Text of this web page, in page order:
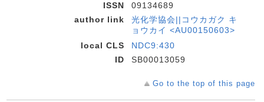
ISSN
09134689
author link
光化学協会||コウカガク キ
ョウカイ <AU00150603>
local CLS
NDC9:430
ID
SB00013059
Go to the top of this page